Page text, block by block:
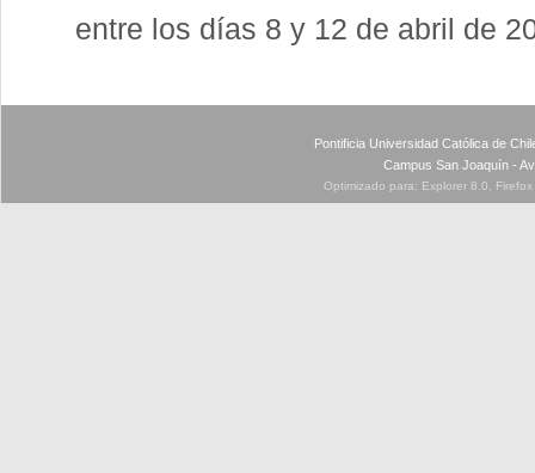
entre los días 8 y 12 de abril de
Pontificia Universidad Católica de
Campus San Joaquín -
Optimizado para: Explorer 8.0,